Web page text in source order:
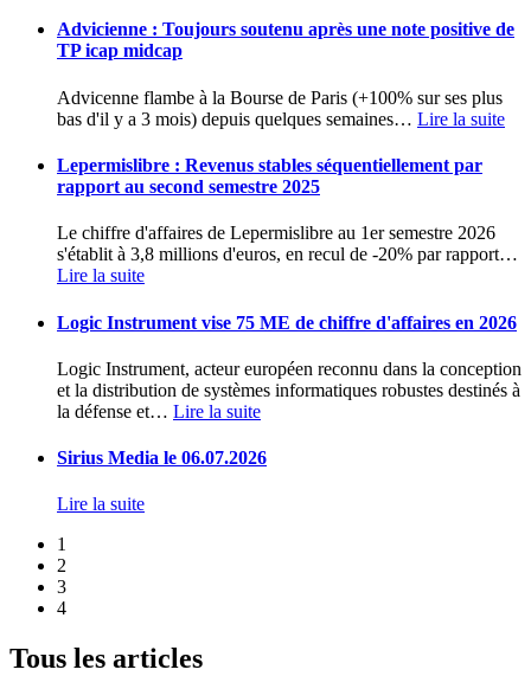
Advicienne : Toujours soutenu après une note positive de
TP icap midcap
Advicenne flambe à la Bourse de Paris (+100% sur ses plus
bas d'il y a 3 mois) depuis quelques semaines… Lire la suite
Lepermislibre : Revenus stables séquentiellement par
rapport au second semestre 2025
Le chiffre d'affaires de Lepermislibre au 1er semestre 2026
s'établit à 3,8 millions d'euros, en recul de -20% par rapport…
Lire la suite
Logic Instrument vise 75 ME de chiffre d'affaires en 2026
Logic Instrument, acteur européen reconnu dans la conception
et la distribution de systèmes informatiques robustes destinés à
la défense et… Lire la suite
Sirius Media le 06.07.2026
Lire la suite
1
2
3
4
Tous les articles